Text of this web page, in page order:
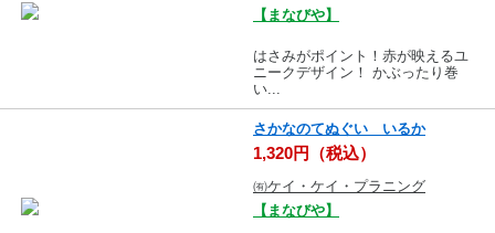
【まなびや】
はさみがポイント！赤が映えるユ
ニークデザイン！ かぶったり巻
い...
さかなのてぬぐい いるか
1,320円（税込）
㈲ケイ・ケイ・プラニング
【まなびや】